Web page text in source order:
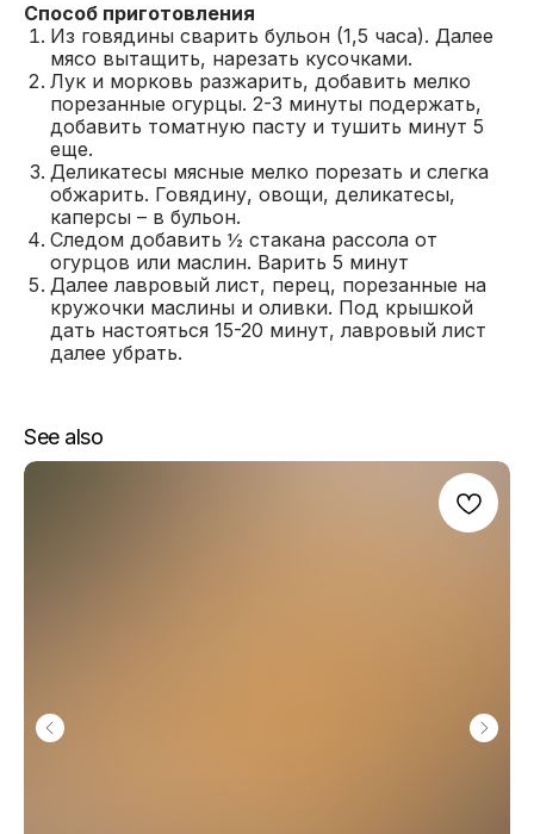
Способ приготовления
Из говядины сварить бульон (1,5 часа). Далее
мясо вытащить, нарезать кусочками.
Лук и морковь разжарить, добавить мелко
порезанные огурцы. 2-3 минуты подержать,
добавить томатную пасту и тушить минут 5
еще.
Деликатесы мясные мелко порезать и слегка
обжарить. Говядину, овощи, деликатесы,
каперсы – в бульон.
Следом добавить ½ стакана рассола от
огурцов или маслин. Варить 5 минут
Далее лавровый лист, перец, порезанные на
кружочки маслины и оливки. Под крышкой
дать настояться 15-20 минут, лавровый лист
далее убрать.
See also